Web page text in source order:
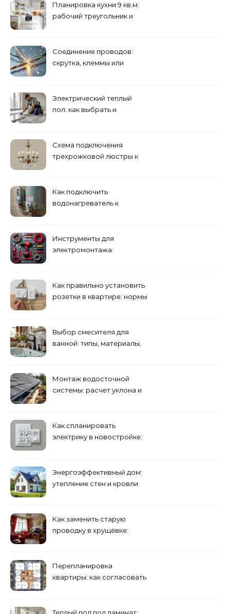
Планировка кухни 9 кв.м:
рабочий треугольник и
Соединение проводов:
скрутка, клеммы или
Электрический теплый
пол: как выбрать и
Схема подключения
трехрожковой люстры к
Как подключить
водонагреватель к
Инструменты для
электромонтажа:
Как правильно установить
розетки в квартире: нормы
Выбор смесителя для
ванной: типы, материалы,
Монтаж водосточной
системы: расчет уклона и
Как спланировать
электрику в новостройке:
Энергоэффективный дом:
утепление стен и кровли
Как заменить старую
проводку в хрущёвке:
Перепланировка
квартиры: как согласовать